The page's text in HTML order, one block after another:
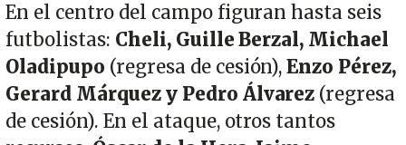
En el centro del campo figuran hasta seis
futbolistas: Cheli, Guille Berzal, Michael
Oladipupo (regresa de cesión),Enzo Pérez,
Gerard Márquez y Pedro Álvarez (regresa
de cesión). En el ataque, otros tantos